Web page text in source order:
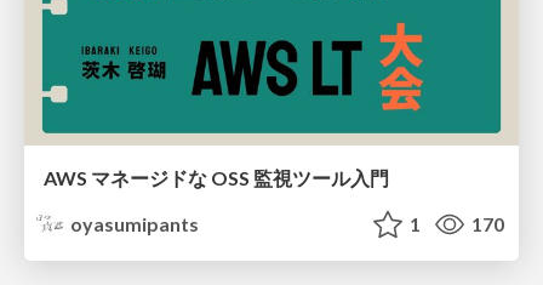
AWS マネージドな OSS 監視ツール入門
oyasumipants
1 170